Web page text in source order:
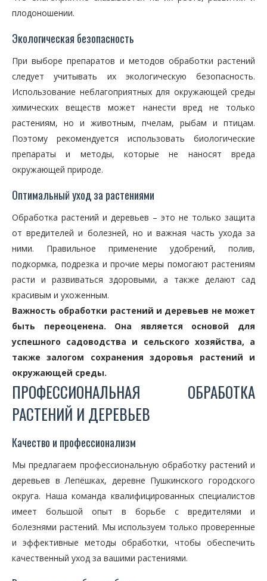
плодоношении.
Экологическая безопасность
При выборе препаратов и методов обработки растений
следует учитывать их экологическую безопасность.
Использование неблагоприятных для окружающей среды
химических веществ может нанести вред не только
растениям, но и животным, пчелам, рыбам и птицам.
Поэтому рекомендуется использовать биологические
препараты и методы, которые не наносят вреда
окружающей природе.
Оптимальный уход за растениями
Обработка растений и деревьев – это не только защита
от вредителей и болезней, но и важная часть ухода за
ними. Правильное применение удобрений, полив,
подкормка, подрезка и прочие меры помогают растениям
расти и развиваться здоровыми, а также делают сад
красивым и ухоженным.
Важность обработки растений и деревьев не может
быть переоценена. Она является основой для
успешного садоводства и сельского хозяйства, а
также залогом сохранения здоровья растений и
окружающей среды.
ПРОФЕССИОНАЛЬНАЯ ОБРАБОТКА
РАСТЕНИЙ И ДЕРЕВЬЕВ
Качество и профессионализм
Мы предлагаем профессиональную обработку растений и
деревьев в Лепёшках, деревне Пушкинского городского
округа. Наша команда квалифицированных специалистов
имеет большой опыт в борьбе с вредителями и
болезнями растений. Мы используем только проверенные
и эффективные методы обработки, чтобы обеспечить
качественный уход за вашими растениями.